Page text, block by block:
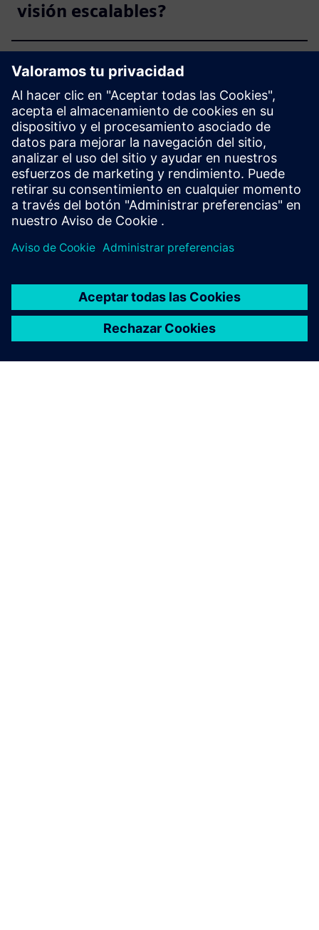
visión escalables?
¿Qué hace que Vision
Connector sea fácil de integrar
en los flujos de trabajo
existentes?
Comenzar
Cómpralo ahora